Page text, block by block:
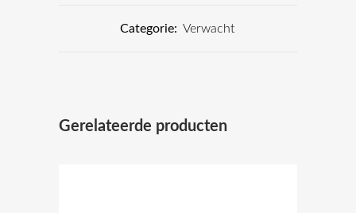
Categorie: Verwacht
Gerelateerde producten